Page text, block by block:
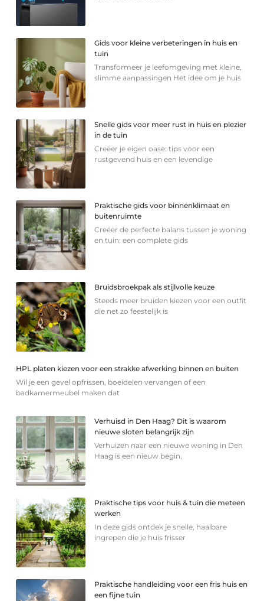
Gids voor kleine verbeteringen in huis en
tuin
Transformeer je leefomgeving met kleine,
slimme aanpassingen Het idee om je huis
Snelle gids voor meer rust in huis en plezier
in de tuin
Creëer je eigen oase: tips voor een
rustgevend huis en een levendige
Praktische gids voor binnenklimaat en
buitenruimte
Creëer de perfecte balans tussen je woning
en tuin: een complete gids
Bruidsbroekpak als stijlvolle keuze
Steeds meer bruiden kiezen voor een outfit
die net zo feestelijk is
HPL platen kiezen voor een strakke afwerking binnen en buiten
Wil je een gevel opfrissen, boeidelen vervangen of een
badkamermeubel maken dat
Verhuisd in Den Haag? Dit is waarom
nieuwe sloten belangrijk zijn
Verhuizen naar een nieuwe woning in Den
Haag is een nieuw begin,
Praktische tips voor huis & tuin die meteen
werken
In deze gids ontdek je snelle, haalbare
ingrepen die je huis frisser
Praktische handleiding voor een fris huis en
een fijne tuin